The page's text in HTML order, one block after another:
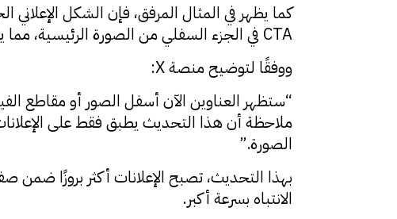
كما يظهر في المثال المرفق، فإن الشكل
CTA في الجزء السفلي من الصورة الرئيسية، مما يمنح الإعلان مظهرًا أكثر تميزًا مقارنة بالمنشورات العادية.
ووفقًا لتوضيح منصة X:
“ستظهر العناوين الآن أسفل الصور أو مقاطع
ملاحظة أن هذا التحديث يطبق فقط على
الصورة.”
بهذا التحديث، تصبح الإعلانات أكثر بروزًا
الانتباه بسرعة أكبر.